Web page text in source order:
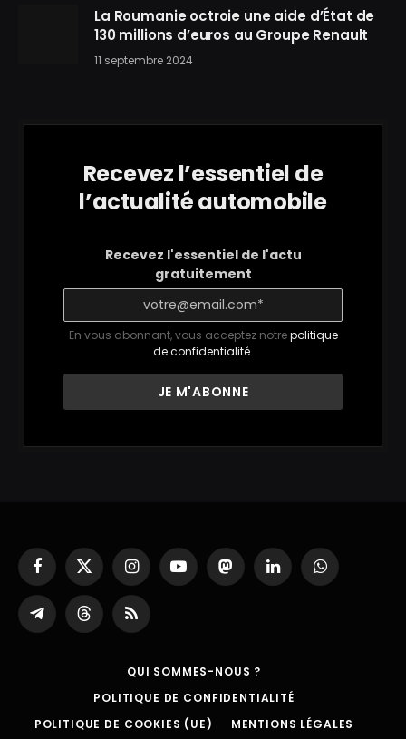
La Roumanie octroie une aide d’État de
130 millions d’euros au Groupe Renault
11 septembre 2024
Recevez l’essentiel de
l’actualité automobile
Recevez l'essentiel de l'actu
gratuitement
En vous abonnant, vous acceptez notrepolitique
de confidentialité.
Facebook
X
(Twitter)
InstagramYouTubeMastodonLinkedInWhatsApp
Partager
sur
ThreadsRSS
QUI SOMMES-NOUS ?
POLITIQUE DE CONFIDENTIALITÉ
POLITIQUE DE COOKIES (UE)
MENTIONS LÉGALES